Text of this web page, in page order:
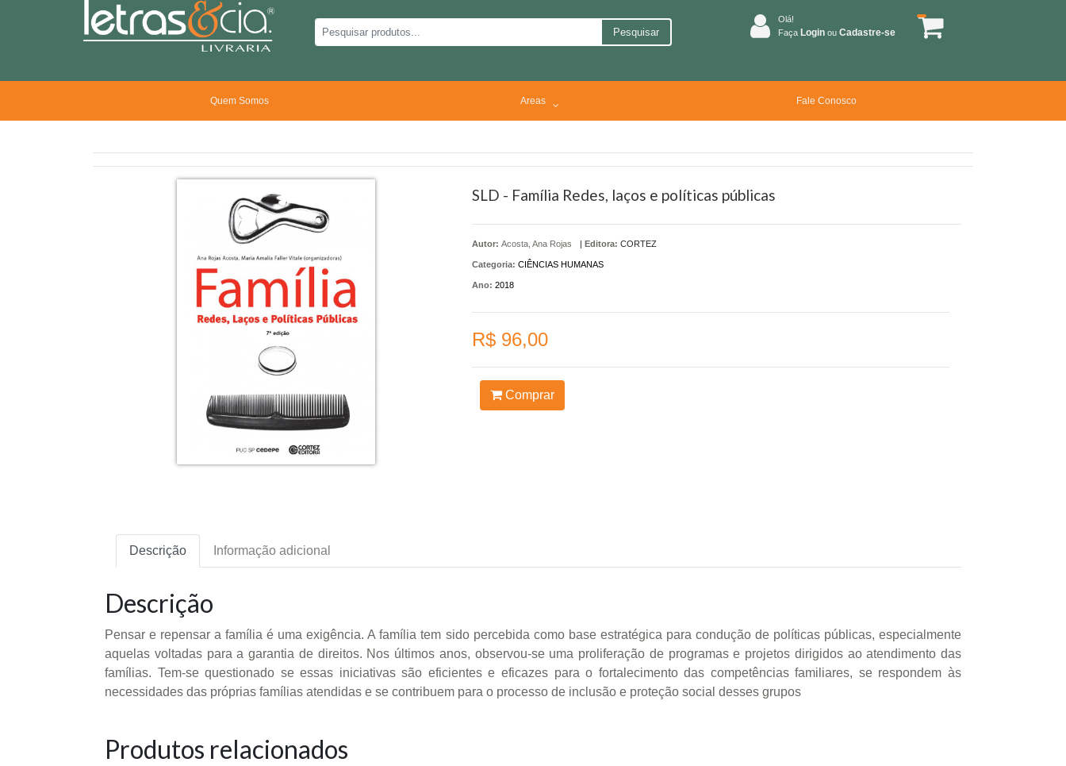
Pesquisar
Olá!
Faça Login ou Cadastre-se
Quem Somos Areas Fale Conosco
SLD - Família Redes, laços e políticas públicas
Autor: Acosta, Ana Rojas | Editora: CORTEZ
Categoria: CIÊNCIAS HUMANAS
Ano: 2018
R$ 96,00
Comprar
Descrição Informação adicional
Descrição
Pensar e repensar a família é uma exigência. A família tem sido percebida como base estratégica para condução de políticas públicas, especialmente
aquelas voltadas para a garantia de direitos. Nos últimos anos, observou-se uma proliferação de programas e projetos dirigidos ao atendimento das
famílias. Tem-se questionado se essas iniciativas são eficientes e eficazes para o fortalecimento das competências familiares, se respondem às
necessidades das próprias famílias atendidas e se contribuem para o processo de inclusão e proteção social desses grupos
Produtos relacionados